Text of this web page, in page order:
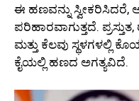
ಈ ಹಣವನ್ನು ಸ್ವೀಕರಿಸಿದರೆ,
ಪರಿಹಾರವಾಗುತ್ತದೆ.
ಮತ್ತು ಕೆಲವು ಸ್ಥಳಗಳಲ್ಲಿ
ಕೈಯಲ್ಲಿ ಹಣದ ಅಗತ್ಯವಿದೆ.